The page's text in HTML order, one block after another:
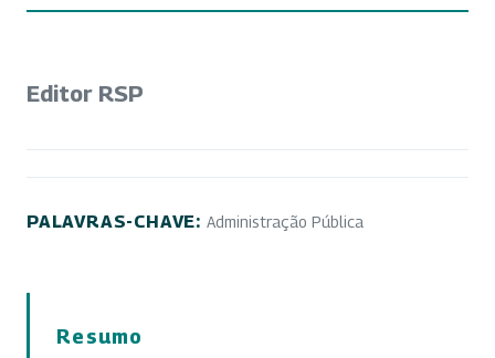
Editor RSP
PALAVRAS-CHAVE: Administração Pública
Resumo